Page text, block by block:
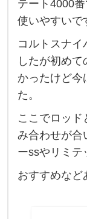
ロ
ッ
ド
と
リ
ー
ル
に
い
テート4000
使いやすいで
コルトスナイ
したが初め
かったけど今
た。
ここでロッド
み合わせが合
ーssやリミテ
おすすめなど